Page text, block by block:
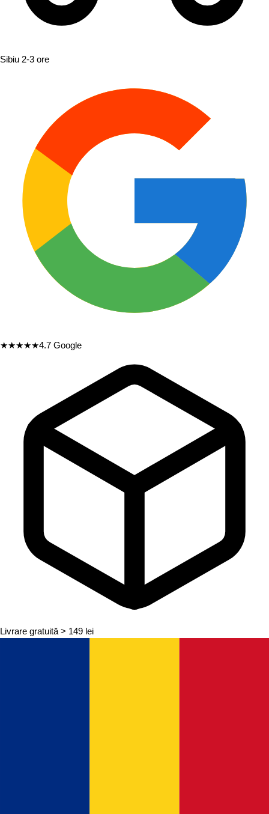
Sibiu 2-3 ore
★★★★★4.7 Google
Livrare gratuită > 149 lei